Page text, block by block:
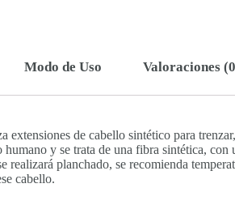
Modo de Uso Valoraciones
extensiones de cabello sintético para
y se trata de una fibra sintética, con
realizará planchado, se recomienda
cabello.